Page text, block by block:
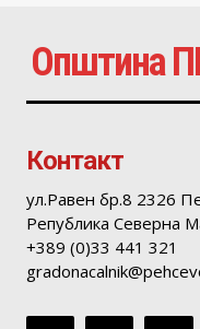
Општина
Контакт
ул.Равен бр.8 2326
Република Северна
+389 (0)33 441 321